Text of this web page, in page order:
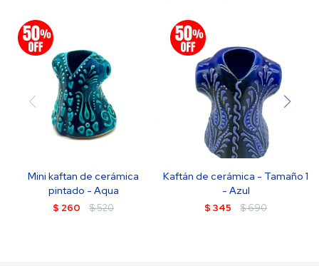
Mini kaftan de cerámica
pintado - Aqua
$ 260 $520
Kaftán de cerámica - Tamaño 1
- Azul
$ 345 $690